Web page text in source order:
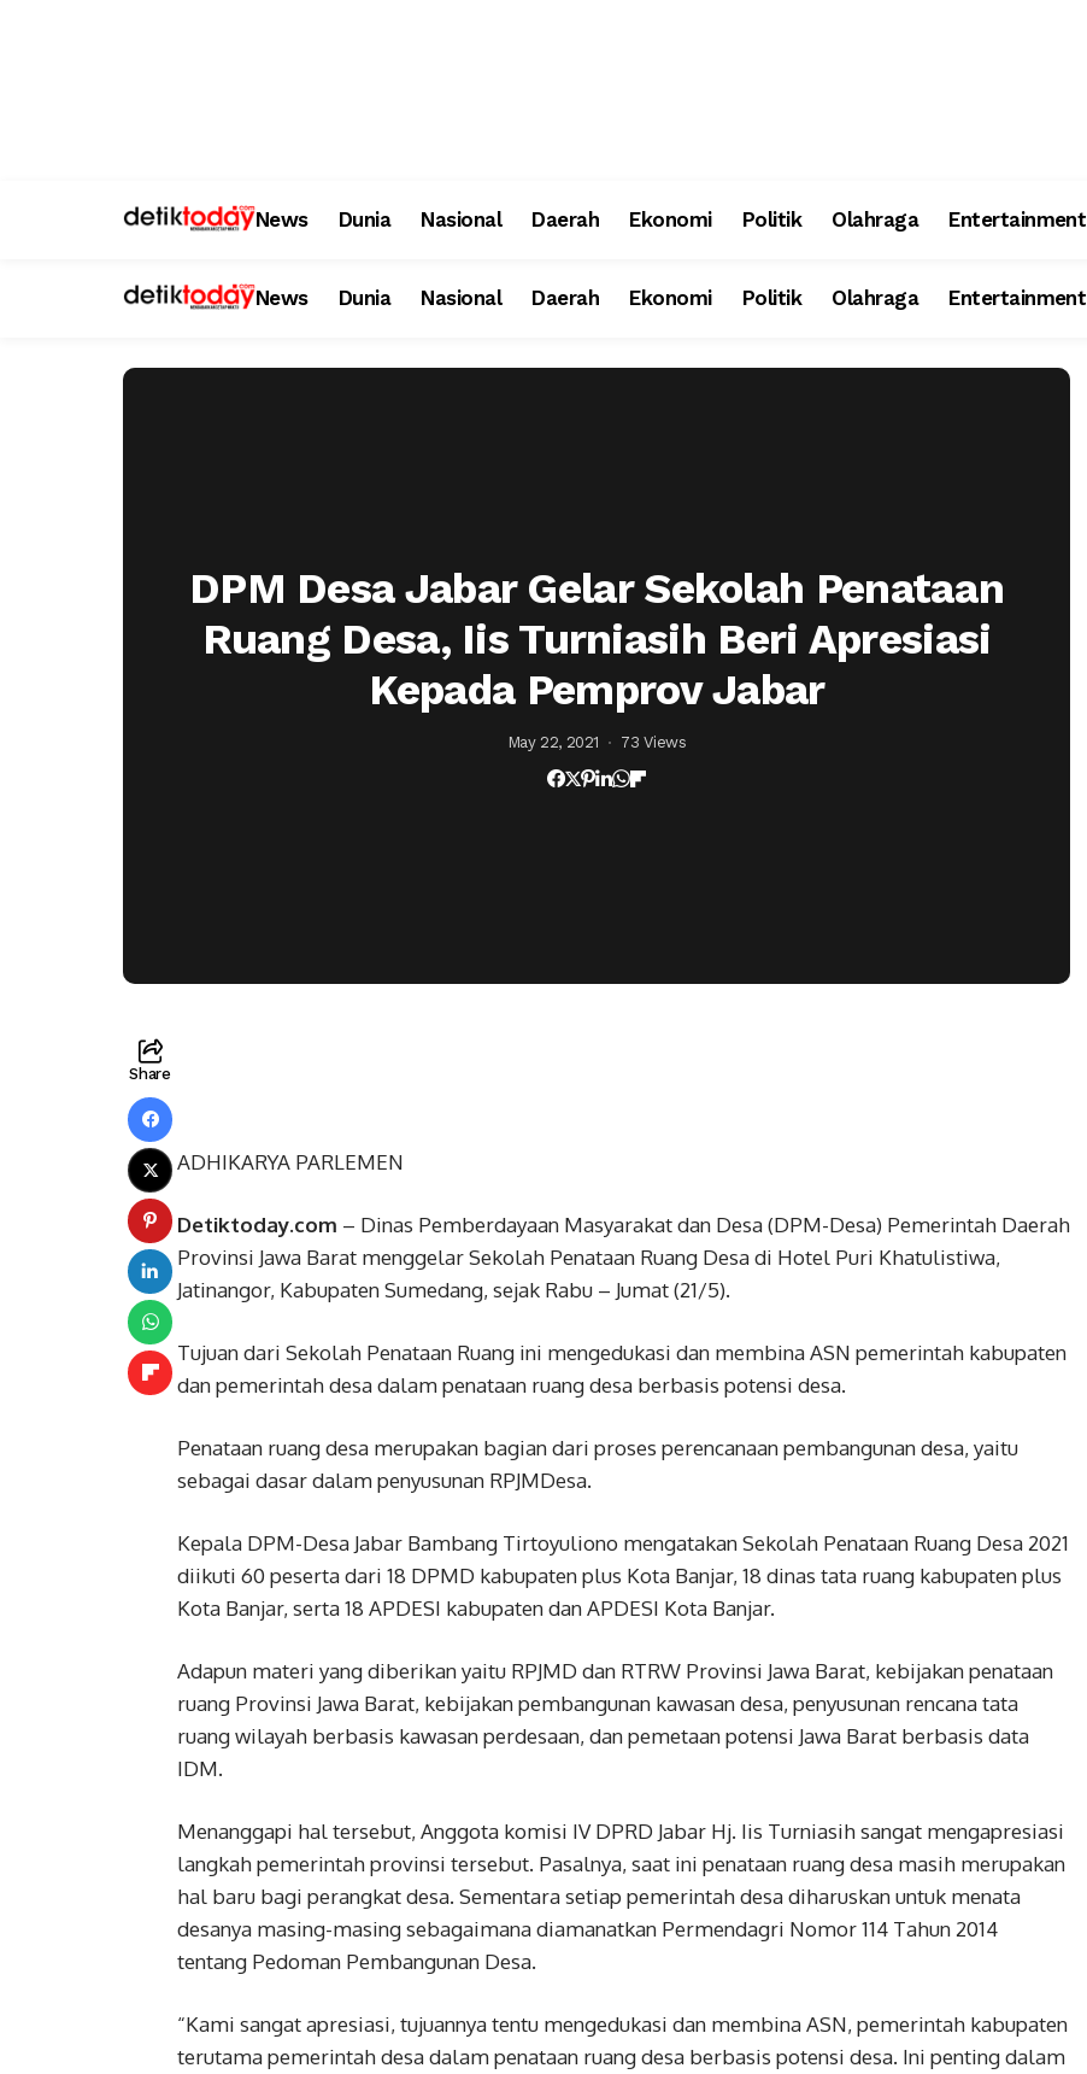
News Dunia Nasional Daerah Ekonomi Politik Olahraga Entertainment
News Dunia Nasional Daerah Ekonomi Politik Olahraga Entertainment
DPM Desa Jabar Gelar Sekolah Penataan
Ruang Desa, Iis Turniasih Beri Apresiasi
Kepada Pemprov Jabar
May 22, 2021 73 Views
Share
ADHIKARYA PARLEMEN
Detiktoday.com – Dinas Pemberdayaan Masyarakat dan Desa (DPM-Desa) Pemerintah Daerah
Provinsi Jawa Barat menggelar Sekolah Penataan Ruang Desa di Hotel Puri Khatulistiwa,
Jatinangor, Kabupaten Sumedang, sejak Rabu – Jumat (21/5).
Tujuan dari Sekolah Penataan Ruang ini mengedukasi dan membina ASN pemerintah kabupaten
dan pemerintah desa dalam penataan ruang desa berbasis potensi desa.
Penataan ruang desa merupakan bagian dari proses perencanaan pembangunan desa, yaitu
sebagai dasar dalam penyusunan RPJMDesa.
Kepala DPM-Desa Jabar Bambang Tirtoyuliono mengatakan Sekolah Penataan Ruang Desa 2021
diikuti 60 peserta dari 18 DPMD kabupaten plus Kota Banjar, 18 dinas tata ruang kabupaten plus
Kota Banjar, serta 18 APDESI kabupaten dan APDESI Kota Banjar.
Adapun materi yang diberikan yaitu RPJMD dan RTRW Provinsi Jawa Barat, kebijakan penataan
ruang Provinsi Jawa Barat, kebijakan pembangunan kawasan desa, penyusunan rencana tata
ruang wilayah berbasis kawasan perdesaan, dan pemetaan potensi Jawa Barat berbasis data
IDM.
Menanggapi hal tersebut, Anggota komisi IV DPRD Jabar Hj. Iis Turniasih sangat mengapresiasi
langkah pemerintah provinsi tersebut. Pasalnya, saat ini penataan ruang desa masih merupakan
hal baru bagi perangkat desa. Sementara setiap pemerintah desa diharuskan untuk menata
desanya masing-masing sebagaimana diamanatkan Permendagri Nomor 114 Tahun 2014
tentang Pedoman Pembangunan Desa.
“Kami sangat apresiasi, tujuannya tentu mengedukasi dan membina ASN, pemerintah kabupaten
terutama pemerintah desa dalam penataan ruang desa berbasis potensi desa. Ini penting dalam